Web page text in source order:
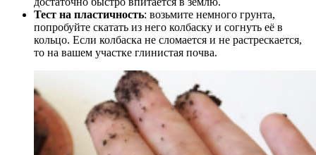
Тест на пластичность: возьмите немного грунта,
попробуйте скатать из него колбаску и согнуть её в
кольцо. Если колбаска не сломается и не растрескается,
то на вашем участке глинистая почва.